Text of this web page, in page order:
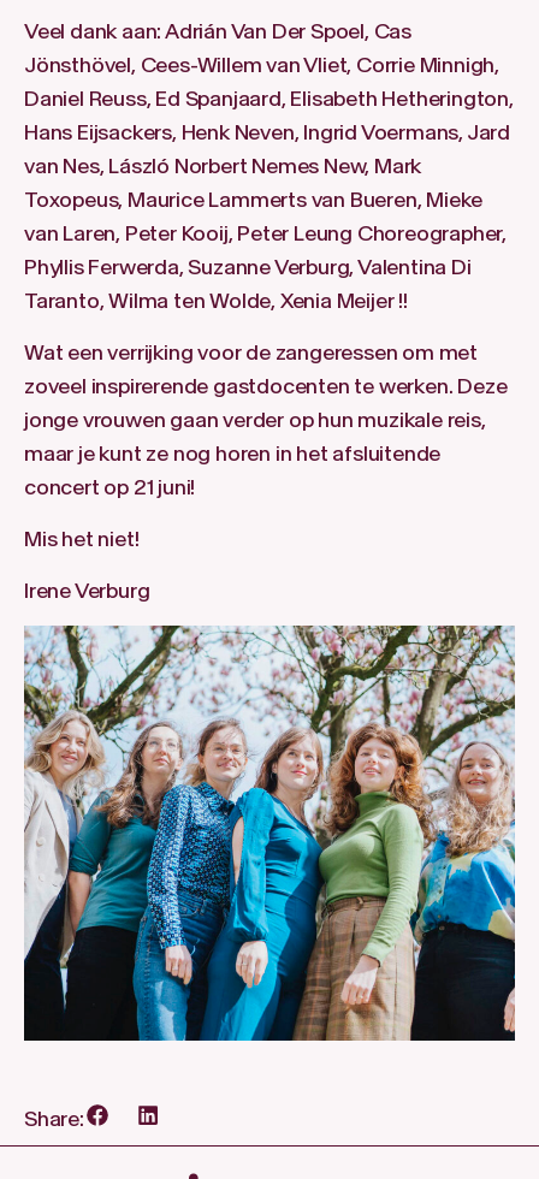
Veel dank aan: Adrián Van Der Spoel, Cas
Jönsthövel, Cees-Willem van Vliet, Corrie Minnigh,
Daniel Reuss, Ed Spanjaard, Elisabeth Hetherington,
Hans Eijsackers, Henk Neven, Ingrid Voermans, Jard
van Nes, László Norbert Nemes New, Mark
Toxopeus, Maurice Lammerts van Bueren, Mieke
van Laren, Peter Kooij, Peter Leung Choreographer,
Phyllis Ferwerda, Suzanne Verburg, Valentina Di
Taranto, Wilma ten Wolde, Xenia Meijer !!
Wat een verrijking voor de zangeressen om met
zoveel inspirerende gastdocenten te werken. Deze
jonge vrouwen gaan verder op hun muzikale reis,
maar je kunt ze nog horen in het afsluitende
concert op 21 juni!
Mis het niet!
Irene Verburg
Share: